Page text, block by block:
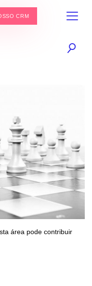
CRM
área pode contribuir